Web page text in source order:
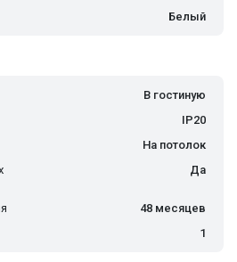
Белый
В гостиную
IP20
На потолок
Да
48 месяцев
1